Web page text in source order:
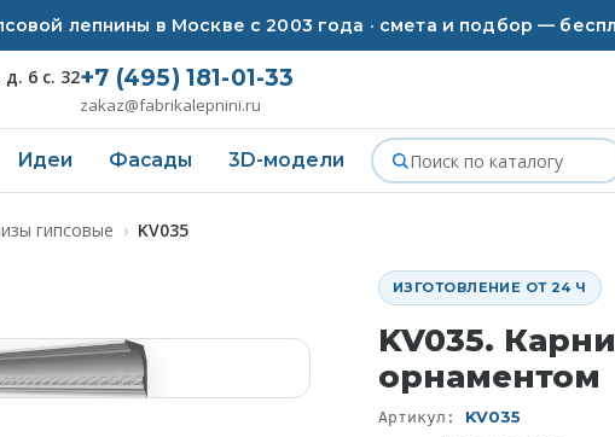
лепнины в Москве с 2003 года · смета и подбор —
6 с. 32+7 (495) 181-01-33
zakaz@fabrikalepnini.ru
Идеи Фасады 3D-модели
гипсовые › KV035
ИЗГОТОВЛЕНИЕ ОТ 24 Ч
KV035.
орнаментом
Артикул: KV035